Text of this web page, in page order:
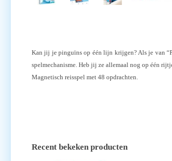
Kan jij je pinguïns op één lijn krijgen? Als je van
spelmechanisme. Heb jij ze allemaal nog op één
Magnetisch reisspel met 48 opdrachten.
Recent bekeken producten